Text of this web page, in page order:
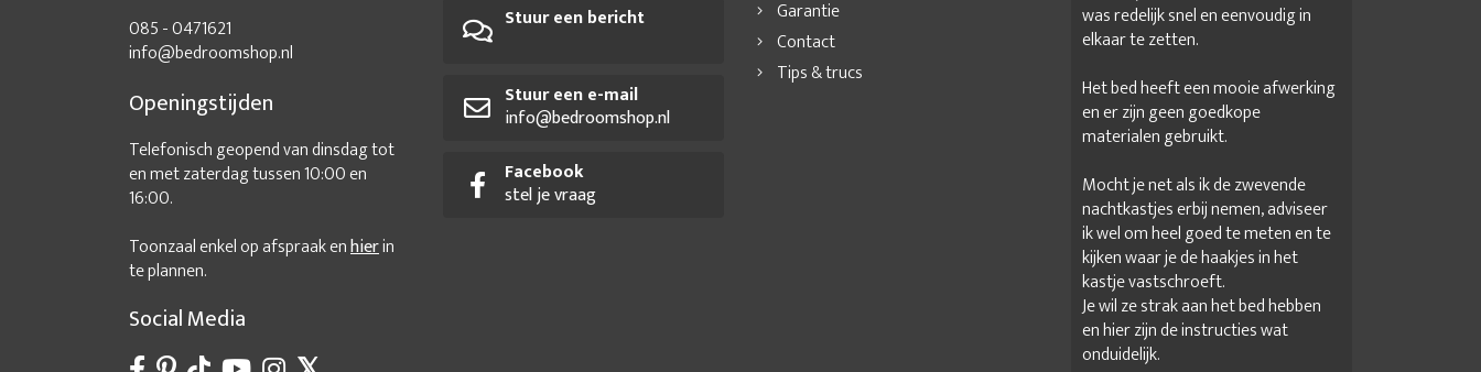
085 - 0471621
info@bedroomshop.nl
Openingstijden
Telefonisch geopend van dinsdag tot
en met zaterdag tussen 10:00 en
16:00.
Toonzaal enkel op afspraak enhierin
te plannen.
Social Media
Stuur een bericht
Stuur een e-mail
info@bedroomshop.nl
Facebook
stel je vraag
Garantie
Contact
Tips & trucs
was redelijk snel en eenvoudig in
elkaar te zetten.
Het bed heeft een mooie afwerking
en er zijn geen goedkope
materialen gebruikt.
Mocht je net als ik de zwevende
nachtkastjes erbij nemen, adviseer
ik wel om heel goed te meten en te
kijken waar je de haakjes in het
kastje vastschroeft.
Je wil ze strak aan het bed hebben
en hier zijn de instructies wat
onduidelijk.